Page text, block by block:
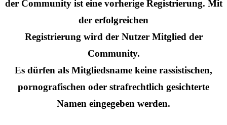
der Community ist eine vorherige Registrierung. Mit
der erfolgreichen
Registrierung wird der Nutzer Mitglied der
Community.
Es dürfen als Mitgliedsname keine rassistischen,
pornografischen oder strafrechtlich gesichterte
Namen eingegeben werden.